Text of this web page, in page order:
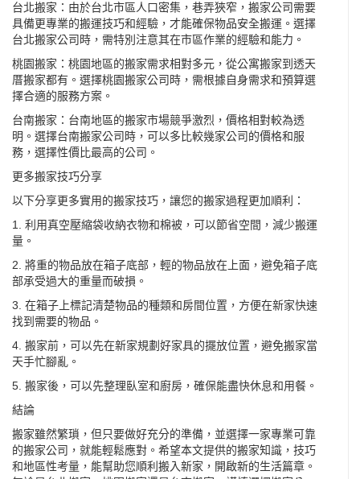
台北搬家：由於台北市區人口密集，巷弄狹窄，搬家公司需要
具備更專業的搬運技巧和經驗，才能確保物品安全搬運。選擇
台北搬家公司 時，需特別注意其在市區作業的經驗和能力。
桃園搬家：桃園地區的搬家需求相對多元，從公寓搬家到透天
厝搬家都有。選擇桃園搬家公司時，需根據自身需求和預算選
擇合適的服務方案。
台南搬家：台南地區的搬家市場競爭激烈，價格相對較為透
明。選擇台南搬家公司 時，可以多比較幾家公司的價格和服
務，選擇性價比最高的公司。
更多搬家技巧分享
以下分享更多實用的搬家技巧，讓您的搬家過程更加順利：
1. 利用真空壓縮袋收納衣物和棉被，可以節省空間，減少搬運
量。
2. 將重的物品放在箱子底部，輕的物品放在上面，避免箱子底
部承受過大的重量而破損。
3. 在箱子上標記清楚物品的種類和房間位置，方便在新家快速
找到需要的物品。
4. 搬家前，可以先在新家規劃好家具的擺放位置，避免搬家當
天手忙腳亂。
5. 搬家後，可以先整理臥室和廚房，確保能盡快休息和用餐。
結論
搬家雖然繁瑣，但只要做好充分的準備，並選擇一家專業可靠
的搬家公司，就能輕鬆應對。希望本文提供的搬家知識，技巧
和地區性考量，能幫助您順利搬入新家，開啟新的生活篇章。